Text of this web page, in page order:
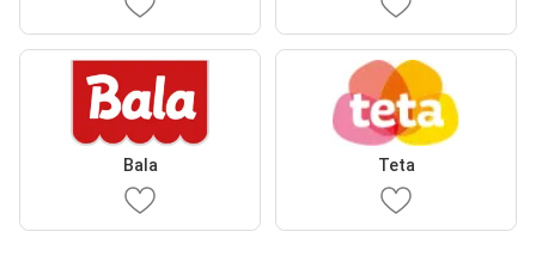
Bala Teta